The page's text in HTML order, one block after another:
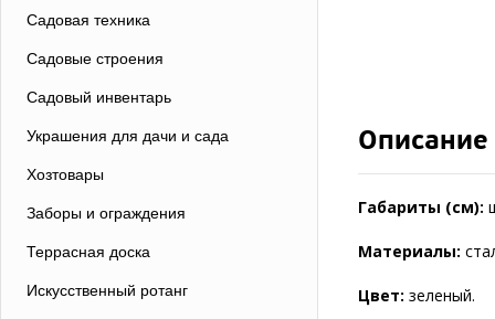
Садовая техника
Садовые строения
Садовый инвентарь
Украшения для дачи и сада
Хозтовары
Заборы и ограждения
Террасная доска
Искусственный ротанг
Описание
Габариты (см):
Материалы:
Цвет: зеленый.